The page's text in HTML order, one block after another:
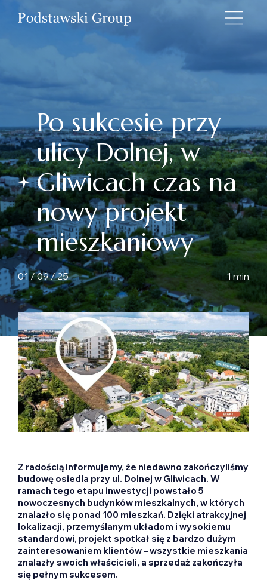
Po sukcesie przy
ulicy Dolnej, w
Gliwicach czas na
nowy projekt
mieszkaniowy
01 / 09 / 25 1 min
Z radością informujemy, że niedawno zakończyliśmy
budowę osiedla przy ul. Dolnej w Gliwicach. W
ramach tego etapu inwestycji powstało 5
nowoczesnych budynków mieszkalnych, w których
znalazło się ponad 100 mieszkań. Dzięki atrakcyjnej
lokalizacji, przemyślanym układom i wysokiemu
standardowi, projekt spotkał się z bardzo dużym
zainteresowaniem klientów – wszystkie mieszkania
znalazły swoich właścicieli, a sprzedaż zakończyła
się pełnym sukcesem.